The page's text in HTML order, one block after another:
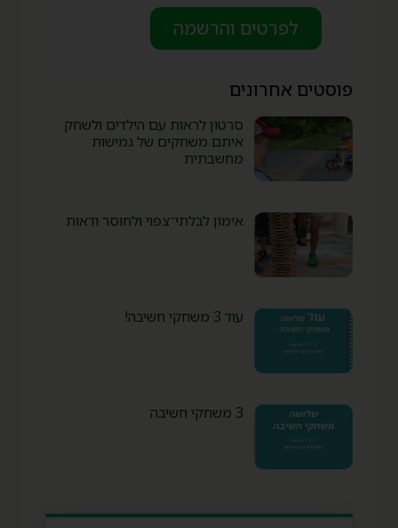
לפרטים והרשמה
פוסטים אחרונים
סרטון לראות עם הילדים ולשחק
איתם משחקים של גמישות
מחשבתית
אימון לבלתי־צפוי ולחוסר ודאות
עוד 3 משחקי חשיבה!